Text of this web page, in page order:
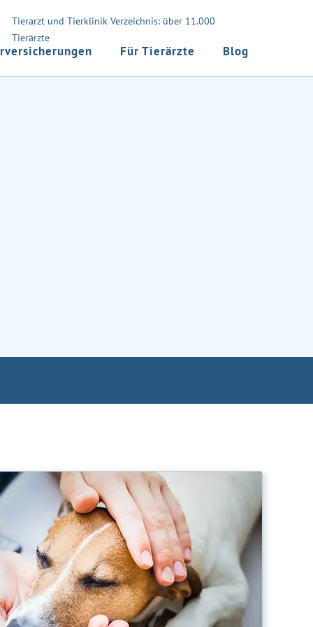
Tierarzt und Tierklinik Verzeichnis: über 11.000
Tierärzte
Für Tierärzte Blog